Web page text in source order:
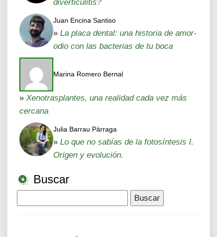
diverticulitis?
Juan Encina Santiso
» La placa dental: una historia de amor-
odio con las bacterias de tu boca
Marina Romero Bernal
» Xenotrasplantes, una realidad cada vez más
cercana
Julia Barrau Párraga
» Lo que no sabías de la fotosíntesis I.
Origen y evolución.
Buscar